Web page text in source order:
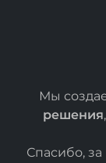
Мы
решения
Спасибо,